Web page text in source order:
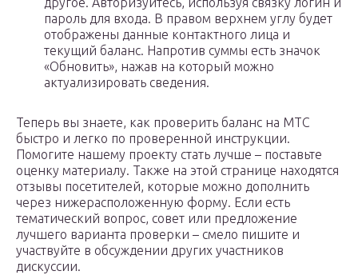
пароль для входа. В правом верхнем углу будет
отображены данные контактного лица и
текущий баланс. Напротив суммы есть значок
«Обновить», нажав на который можно
актуализировать сведения.
Теперь вы знаете, как проверить баланс на МТС
быстро и легко по проверенной инструкции.
Помогите нашему проекту стать лучше – поставьте
оценку материалу. Также на этой странице находятся
отзывы посетителей, которые можно дополнить
через нижерасположенную форму. Если есть
тематический вопрос, совет или предложение
лучшего варианта проверки – смело пишите и
участвуйте в обсуждении других участников
дискуссии.